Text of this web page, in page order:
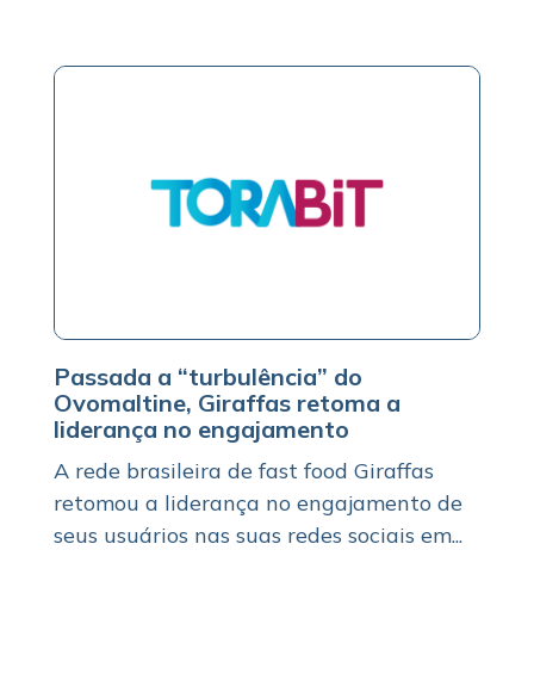
Passada a “turbulência” do
Ovomaltine, Giraffas retoma a
liderança no engajamento
A rede brasileira de fast food Giraffas
retomou a liderança no engajamento de
seus usuários nas suas redes sociais em...